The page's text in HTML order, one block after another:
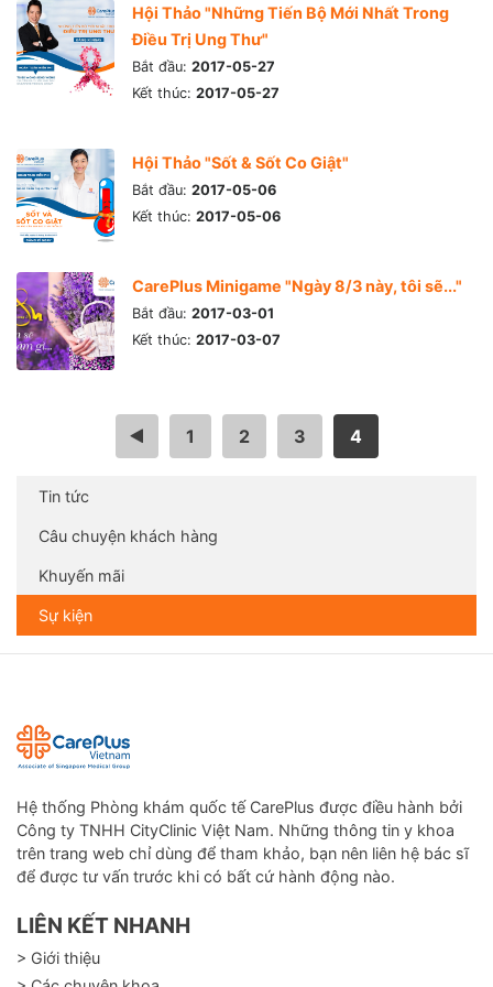
Hội Thảo "Những Tiến Bộ Mới Nhất Trong
Điều Trị Ung Thư"
Bắt đầu: 2017-05-27
Kết thúc: 2017-05-27
Hội Thảo "Sốt & Sốt Co Giật"
Bắt đầu: 2017-05-06
Kết thúc: 2017-05-06
CarePlus Minigame "Ngày 8/3 này, tôi sẽ..."
Bắt đầu: 2017-03-01
Kết thúc: 2017-03-07
< 1 2 3 4
Tin tức
Câu chuyện khách hàng
Khuyến mãi
Sự kiện
Hệ thống Phòng khám quốc tế CarePlus được điều hành bởi
Công ty TNHH CityClinic Việt Nam. Những thông tin y khoa
trên trang web chỉ dùng để tham khảo, bạn nên liên hệ bác sĩ
để được tư vấn trước khi có bất cứ hành động nào.
LIÊN KẾT NHANH
> Giới thiệu